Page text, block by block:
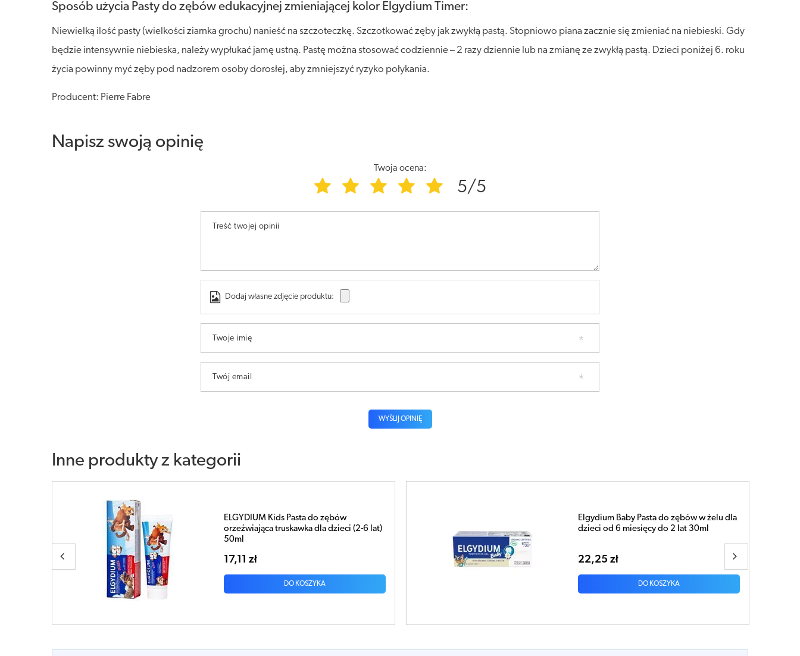
Sposób użycia Pasty do zębów edukacyjnej zmieniającej kolor Elgydium Timer:
Niewielką ilość pasty (wielkości ziarnka grochu) nanieść na szczoteczkę. Szczotkować zęby jak zwykłą pastą. Stopniowo piana zacznie się zmieniać na niebieski. Gdy
będzie intensywnie niebieska, należy wypłukać jamę ustną. Pastę można stosować codziennie – 2 razy dziennie lub na zmianę ze zwykłą pastą. Dzieci poniżej 6. roku
życia powinny myć zęby pod nadzorem osoby dorosłej, aby zmniejszyć ryzyko połykania.
Producent: Pierre Fabre
Napisz swoją opinię
Twoja ocena:
5/5
Treść twojej opinii
Dodaj własne zdjęcie produktu:
Twoje imię
Twój email
WYŚLIJ OPINIĘ
Inne produkty z kategorii
Elgydium Baby Pasta do zębów w żelu dla
dzieci od 6 miesięcy do 2 lat 30ml
22,25 zł
DO KOSZYKA
Elgydium Clinic Perioblock Pro pasta do
zębów 50ml
26,75 zł
DO KOSZYKA